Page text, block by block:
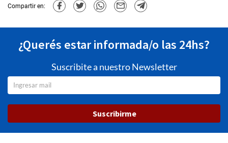
Compartir en:
¿Querés estar informada/o las 24hs?
Suscribite a nuestro Newsletter
Suscribirme